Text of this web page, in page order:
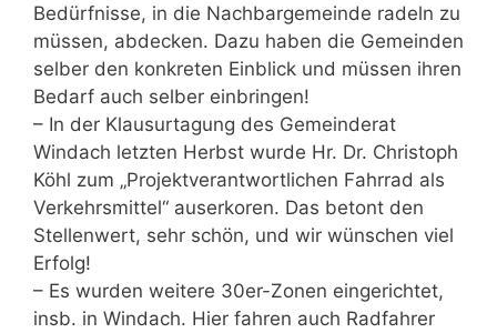
Bedürfnisse, in die Nachbargemeinde radeln zu
müssen, abdecken. Dazu haben die Gemeinden
selber den konkreten Einblick und müssen ihren
Bedarf auch selber einbringen!
– In der Klausurtagung des Gemeinderat
Windach letzten Herbst wurde Hr. Dr. Christoph
Köhl zum „Projektverantwortlichen Fahrrad als
Verkehrsmittel“ auserkoren. Das betont den
Stellenwert, sehr schön, und wir wünschen viel
Erfolg!
– Es wurden weitere 30er-Zonen eingerichtet,
insb. in Windach. Hier fahren auch Radfahrer